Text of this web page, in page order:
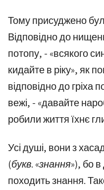
Тому присуджено
Відповідно до
потопу, - «всякого
кидайте в ріку», як
відповідно до гріха
вежі, - «давайте
робили життя їхнє
Усі душі, вони з
(букв. «знання»), бо в
походить знання.